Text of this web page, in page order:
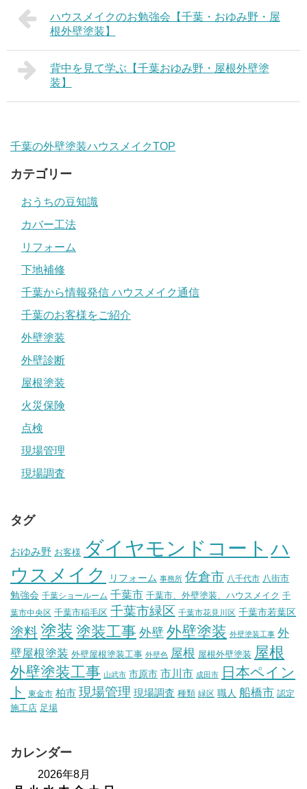
ハウスメイクのお勉強会【千葉・おゆみ野・屋
根外壁塗装】
背中を見て学ぶ【千葉おゆみ野・屋根外壁塗
装】
千葉の外壁塗装ハウスメイクTOP
カテゴリー
おうちの豆知識
カバー工法
リフォーム
下地補修
千葉から情報発信 ハウスメイク通信
千葉のお客様をご紹介
外壁塗装
外壁診断
屋根塗装
火災保険
点検
現場管理
現場調査
タグ
おゆみ野 お客様 ダイヤモンドコート ハ
ウスメイク
リフォーム 事務所 佐倉市 八千代市 八街市
勉強会 千葉ショールーム 千葉市 千葉市、外壁塗装、ハウスメイク 千
葉市中央区 千葉市稲毛区 千葉市緑区 千葉市花見川区 千葉市若葉区
塗料塗装 塗装工事 外壁 外壁塗装 外壁塗装工事 外
壁屋根塗装 外壁屋根塗装工事 外壁色 屋根 屋根外壁塗装 屋根
外壁塗装工事 山武市 市原市 市川市 成田市
日本ペイン
ト
東金市 柏市 現場管理 現場調査 種類 緑区 職人 船橋市 認定
施工店 足場
カレンダー
2026年8月